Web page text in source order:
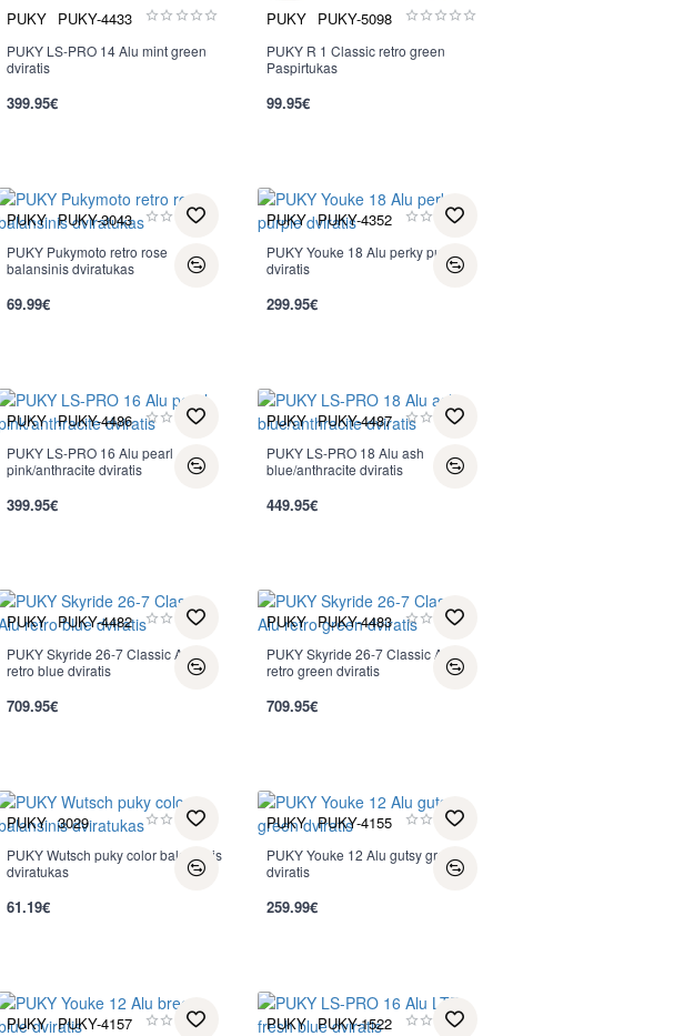
Nauja
PUKY PUKY-4433
PUKY LS-PRO 14 Alu mint green
dviratis
399.95€
PUKY PUKY-5098
PUKY R 1 Classic retro green
Paspirtukas
99.95€
PUKY PUKY-3043
PUKY Pukymoto retro rose
balansinis dviratukas
69.99€
PUKY PUKY-4352
PUKY Youke 18 Alu perky purple
dviratis
299.95€
PUKY PUKY-4486
PUKY LS-PRO 16 Alu pearl
pink/anthracite dviratis
399.95€
PUKY PUKY-4487
PUKY LS-PRO 18 Alu ash
blue/anthracite dviratis
449.95€
PUKY PUKY-4482
PUKY Skyride 26-7 Classic Alu
retro blue dviratis
709.95€
PUKY PUKY-4483
PUKY Skyride 26-7 Classic Alu
retro green dviratis
709.95€
PUKY 3029
PUKY Wutsch puky color balansinis
dviratukas
61.19€
PUKY PUKY-4155
PUKY Youke 12 Alu gutsy green
dviratis
259.99€
PUKY PUKY-4157 PUKY PUKY-1522